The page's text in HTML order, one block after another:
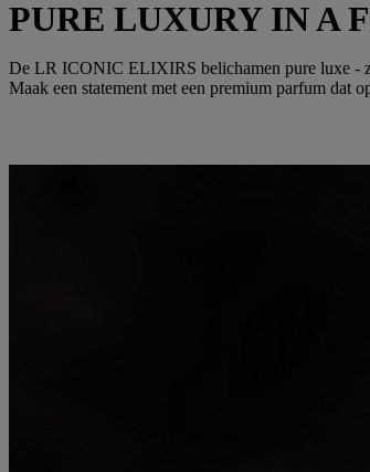
PURE LUXURY IN A
De LR ICONIC ELIXIRS belichamen pure luxe -
Maak een statement met een premium parfum